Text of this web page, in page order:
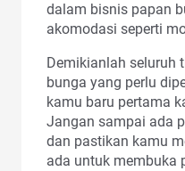
dalam bisnis papan
akomodasi seperti
Demikianlah seluruh
bunga yang perlu
kamu baru pertama
Jangan sampai ada
dan pastikan kamu
ada untuk membuka